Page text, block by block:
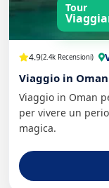
Tour
4.9(2.4k Recensioni)
Viaggio in
Viaggio in Oman
per vivere un
magica.